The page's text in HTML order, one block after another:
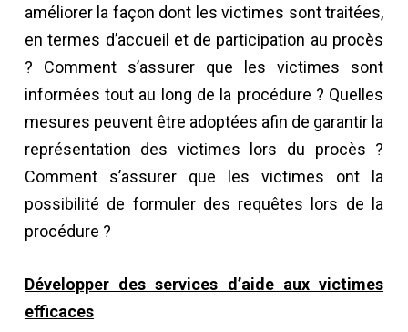
améliorer la façon dont les victimes sont traitées,
en termes d’accueil et de participation au procès
? Comment s’assurer que les victimes sont
informées tout au long de la procédure ? Quelles
mesures peuvent être adoptées afin de garantir la
représentation des victimes lors du procès ?
Comment s’assurer que les victimes ont la
possibilité de formuler des requêtes lors de la
procédure ?
Développer des services d’aide aux victimes
efficaces